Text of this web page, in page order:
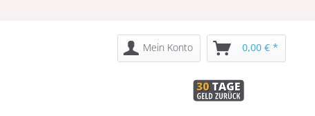
Mein Konto 0,00 € *